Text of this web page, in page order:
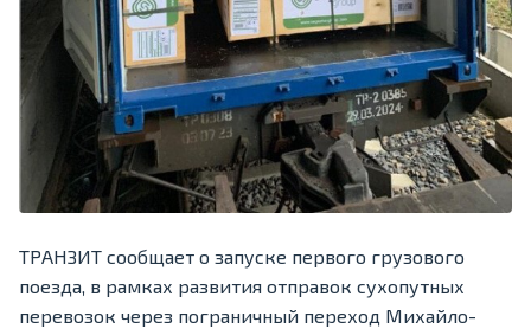
ТРАНЗИТ сообщает о запуске первого грузового
поезда, в рамках развития отправок сухопутных
перевозок через пограничный переход Михайло-